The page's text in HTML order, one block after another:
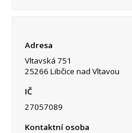
Adresa
Vltavská 751
25266 Libčice nad Vltavou
IČ
27057089
Kontaktní osoba